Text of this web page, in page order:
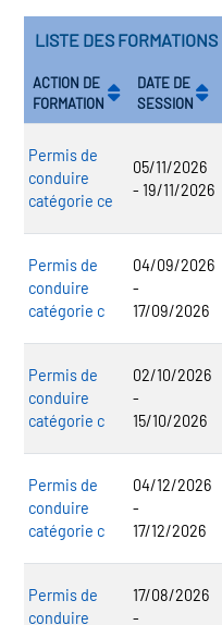
LISTE DES FORMATIONS
ACTION DE
FORMATION
DATE DE
SESSION
Permis de
conduire
catégorie ce
05/11/2026
- 19/11/2026
Permis de
conduire
catégorie c
04/09/2026
-
17/09/2026
Permis de
conduire
catégorie c
02/10/2026
-
15/10/2026
Permis de
conduire
catégorie c
04/12/2026
-
17/12/2026
Permis de
conduire
17/08/2026
-